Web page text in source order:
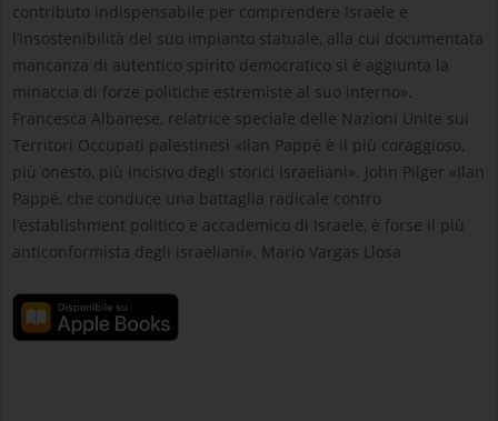
contributo indispensabile per comprendere Israele e
l’insostenibilità del suo impianto statuale, alla cui documentata
mancanza di autentico spirito democratico si è aggiunta la
minaccia di forze politiche estremiste al suo interno».
Francesca Albanese, relatrice speciale delle Nazioni Unite sui
Territori Occupati palestinesi «Ilan Pappé è il più coraggioso,
più onesto, più incisivo degli storici israeliani». John Pilger «Ilan
Pappé, che conduce una battaglia radicale contro
l’establishment politico e accademico di Israele, è forse il più
anticonformista degli israeliani». Mario Vargas Llosa